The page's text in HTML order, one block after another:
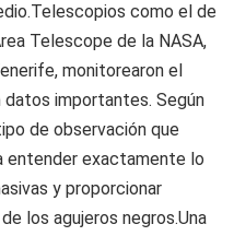
como el de
Telescope de la NASA,
monitorearon el
importantes. Según
de observación que
entender exactamente lo
y proporcionar
los agujeros negros.Una